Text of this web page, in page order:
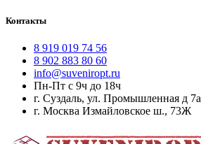
Контакты
8 919 019 74 56
8 902 883 80 60
info@suveniropt.ru
Пн-Пт с 9ч до 18ч
г. Суздаль, ул. Промышленная д 7а
г. Москва Измайловское ш., 73Ж